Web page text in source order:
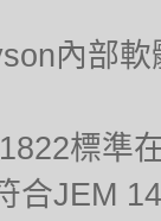
內部軟
標準
合JEM